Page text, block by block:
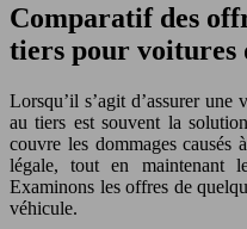
Comparatif des
tiers pour voitures
Lorsqu’il s’agit d’assurer une
au tiers est souvent la
couvre les dommages causés
légale, tout en maintenant
Examinons les offres de
véhicule.